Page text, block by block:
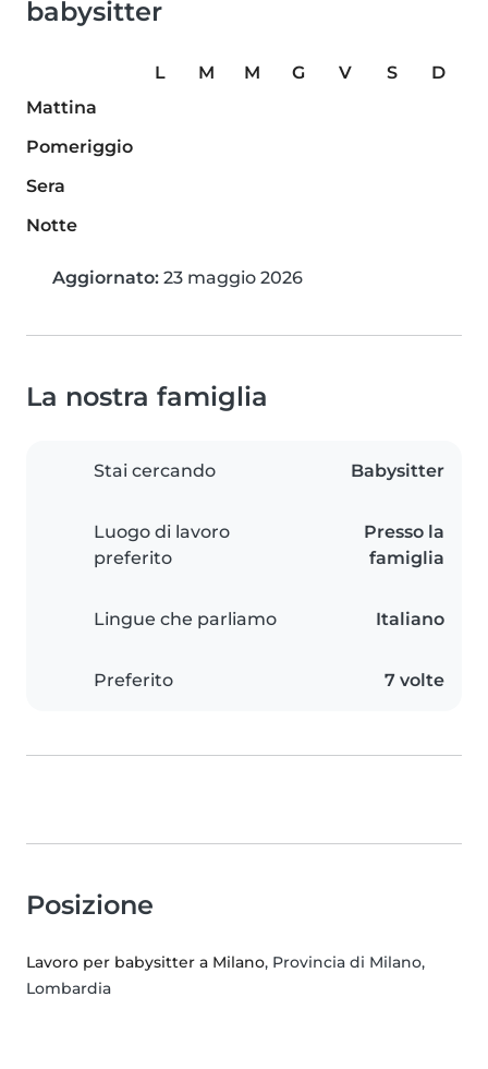
babysitter
L M M G V S
D
Mattina
Pomeriggio
Sera
Notte
Aggiornato: 23 maggio 2026
La nostra famiglia
Stai cercando Babysitter
Luogo di lavoro
preferito
Presso la
famiglia
Lingue che parliamo Italiano
Preferito 7 volte
Posizione
Lavoro per babysitter a Milano, Provincia di Milano,
Lombardia